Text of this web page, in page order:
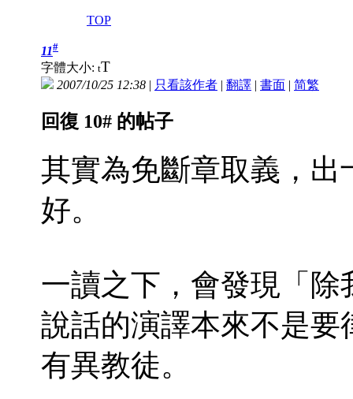
TOP
11#
字體大小: tT
2007/10/25 12:38 | 只看該作者 | 翻譯 | 書面 | 简繁
回復 10# 的帖子
其實為免斷章取義，
好。
一讀之下，會發現「
說話的演譯本來不是
有異教徒。